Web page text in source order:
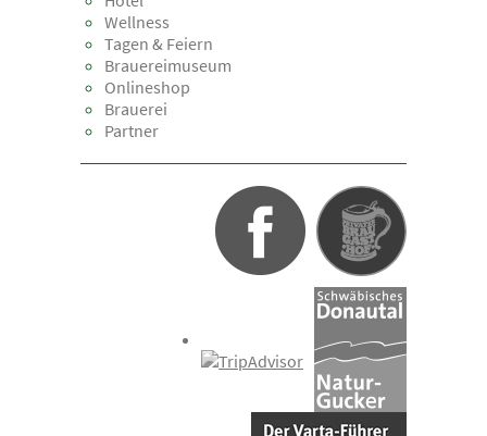
Wellness
Tagen & Feiern
Brauereimuseum
Onlineshop
Brauerei
Partner